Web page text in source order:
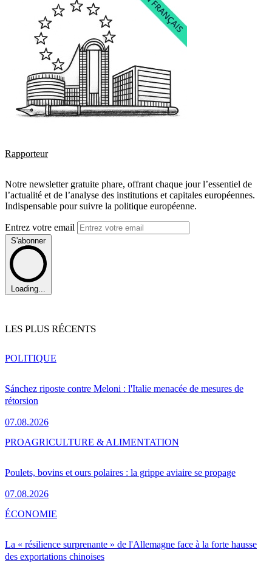
Rapporteur
Notre newsletter gratuite phare, offrant chaque jour l’essentiel de
l’actualité et de l’analyse des institutions et capitales européennes.
Indispensable pour suivre la politique européenne.
Entrez votre email
S'abonner
Loading...
LES PLUS RÉCENTS
Sánchez riposte contre Meloni : l'Italie menacée de mesures de
rétorsion
07.08.2026
POLITIQUE
Poulets, bovins et ours polaires : la grippe aviaire se propage
07.08.2026
PROAGRICULTURE & ALIMENTATION
La « résilience surprenante » de l'Allemagne face à la forte hausse
des exportations chinoises
ÉCONOMIE